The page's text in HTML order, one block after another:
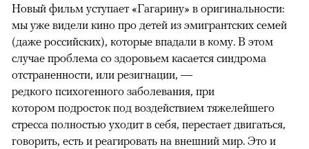
Новый фильм уступает «Гагарину» в оригинальности:
мы уже видели кино про детей из эмигрантских семей
(даже российских), которые впадали в кому. В этом
случае проблема со здоровьем касается синдрома
отстраненности, или резигнации, —
редкого психогенного заболевания, при
котором подросток под воздействием тяжелейшего
стресса полностью уходит в себя, перестает двигаться,
говорить, есть и реагировать на внешний мир. Это и